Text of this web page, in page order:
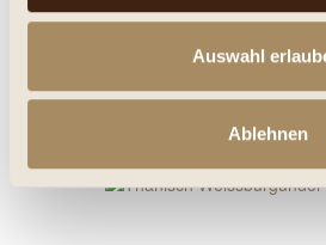
Auswahl
Ablehnen
Details